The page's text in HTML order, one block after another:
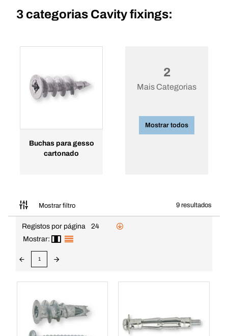
3 categorias Cavity fixings:
Buchas para gesso
cartonado
2
Mais Categorias
Mostrar todos
Mostrar filtro 9 resultados
Registos por página
24
Mostrar:
1